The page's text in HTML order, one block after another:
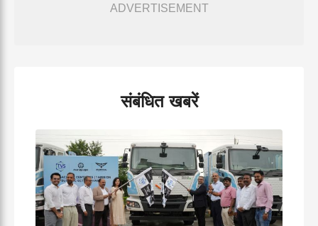
ADVERTISEMENT
संबंधित खबरें